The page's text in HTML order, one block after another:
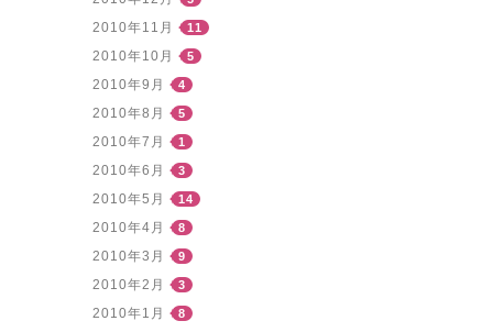
2010年11月 11
2010年10月 5
2010年9月 4
2010年8月 5
2010年7月 1
2010年6月 3
2010年5月 14
2010年4月 8
2010年3月 9
2010年2月 3
2010年1月 8